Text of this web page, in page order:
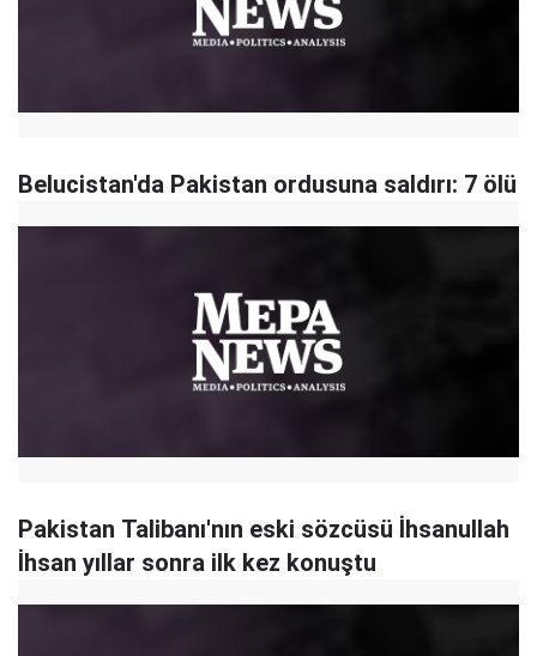
Belucistan'da Pakistan ordusuna saldırı: 7 ölü
Pakistan Talibanı'nın eski sözcüsü İhsanullah
İhsan yıllar sonra ilk kez konuştu